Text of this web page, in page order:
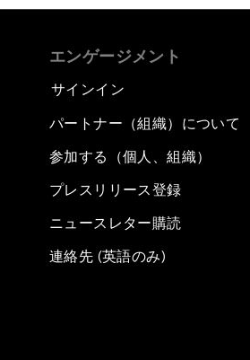
エンゲージメント
サインイン
パートナー（組織）について
参加する（個人、組織）
プレスリリース登録
ニュースレター購読
連絡先 (英語のみ)